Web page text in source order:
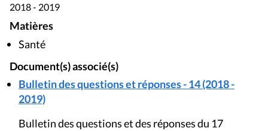
2018 - 2019
Matières
Santé
Document(s) associé(s)
Bulletin des questions et réponses - 14 (2018 -
2019)
Bulletin des questions et des réponses du 17